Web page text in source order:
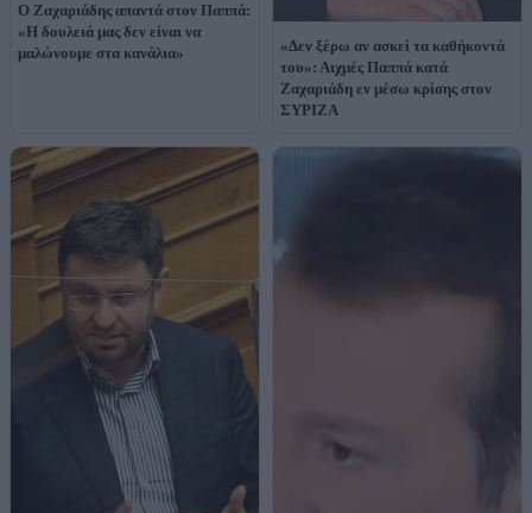
Ο Ζαχαριάδης απαντά στον Παππά:
«Η δουλειά μας δεν είναι να
μαλώνουμε στα κανάλια»
«Δεν ξέρω αν ασκεί τα καθήκοντά
του»: Αιχμές Παππά κατά
Ζαχαριάδη εν μέσω κρίσης στον
ΣΥΡΙΖΑ